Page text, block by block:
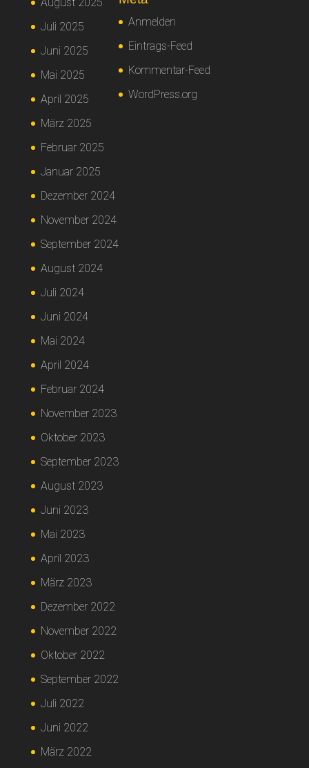
Juli 2025
Juni 2025
Mai 2025
April 2025
März 2025
Februar 2025
Januar 2025
Dezember 2024
November 2024
September 2024
August 2024
Juli 2024
Juni 2024
Mai 2024
April 2024
Februar 2024
November 2023
Oktober 2023
September 2023
August 2023
Juni 2023
Mai 2023
April 2023
März 2023
Dezember 2022
November 2022
Oktober 2022
September 2022
Juli 2022
Juni 2022
März 2022
Anmelden
Eintrags-Feed
Kommentar-Feed
WordPress.org